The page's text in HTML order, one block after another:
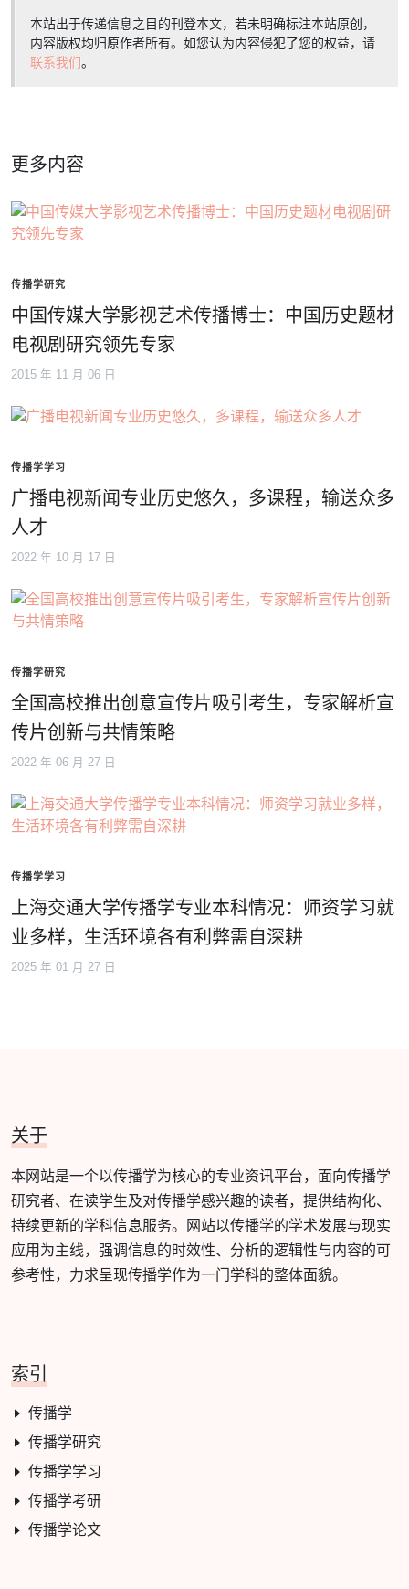
本站出于传递信息之目的刊登本文，若未明确标注本站原创，
内容版权均归原作者所有。如您认为内容侵犯了您的权益，请
联系我们。
更多内容
传播学研究
中国传媒大学影视艺术传播博士：中国历史题材
电视剧研究领先专家
2015 年 11 月 06 日
传播学学习
广播电视新闻专业历史悠久，多课程，输送众多
人才
2022 年 10 月 17 日
传播学研究
全国高校推出创意宣传片吸引考生，专家解析宣
传片创新与共情策略
2022 年 06 月 27 日
传播学学习
上海交通大学传播学专业本科情况：师资学习就
业多样，生活环境各有利弊需自深耕
2025 年 01 月 27 日
关于
本网站是一个以传播学为核心的专业资讯平台，面向传播学
研究者、在读学生及对传播学感兴趣的读者，提供结构化、
持续更新的学科信息服务。网站以传播学的学术发展与现实
应用为主线，强调信息的时效性、分析的逻辑性与内容的可
参考性，力求呈现传播学作为一门学科的整体面貌。
索引
传播学
传播学研究
传播学学习
传播学考研
传播学论文